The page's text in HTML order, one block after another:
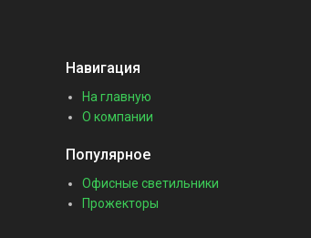
Навигация
На главную
О компании
Популярное
Офисные светильники
Прожекторы